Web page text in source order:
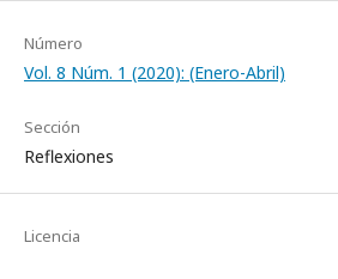
Número
Vol. 8 Núm. 1 (2020): (Enero-Abril)
Sección
Reflexiones
Licencia